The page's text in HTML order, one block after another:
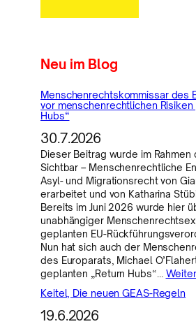
Neu im Blog
Menschenrechtskommissar des
vor menschenrechtlichen Risiken
Hubs“
30.7.2026
Dieser Beitrag wurde im Rahmen
Sichtbar – Menschenrechtliche
Asyl- und Migrationsrecht von
erarbeitet und von Katharina
Bereits im Juni 2026 wurde hier
unabhängiger
geplanten EU-
Nun hat sich auch der
des Europarats, Michael
geplanten „Return Hubs“…
Keitel, Die neuen GEAS-Regeln
19.6.2026